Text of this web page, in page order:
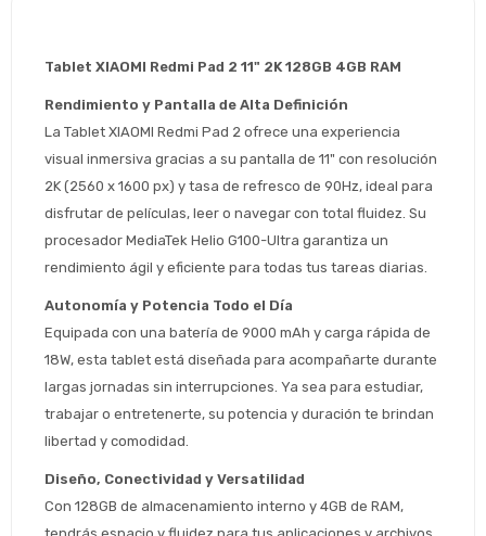
Tablet XIAOMI Redmi Pad 2 11" 2K 128GB 4GB RAM
Rendimiento y Pantalla de Alta Definición
La Tablet XIAOMI Redmi Pad 2 ofrece una experiencia
visual inmersiva gracias a su pantalla de 11" con resolución
2K (2560 x 1600 px) y tasa de refresco de 90Hz, ideal para
disfrutar de películas, leer o navegar con total fluidez. Su
procesador MediaTek Helio G100-Ultra garantiza un
rendimiento ágil y eficiente para todas tus tareas diarias.
Autonomía y Potencia Todo el Día
Equipada con una batería de 9000 mAh y carga rápida de
18W, esta tablet está diseñada para acompañarte durante
largas jornadas sin interrupciones. Ya sea para estudiar,
trabajar o entretenerte, su potencia y duración te brindan
libertad y comodidad.
Diseño, Conectividad y Versatilidad
Con 128GB de almacenamiento interno y 4GB de RAM,
* sujeto aprobación crediticia
Estás calificado para comprar usando Pago